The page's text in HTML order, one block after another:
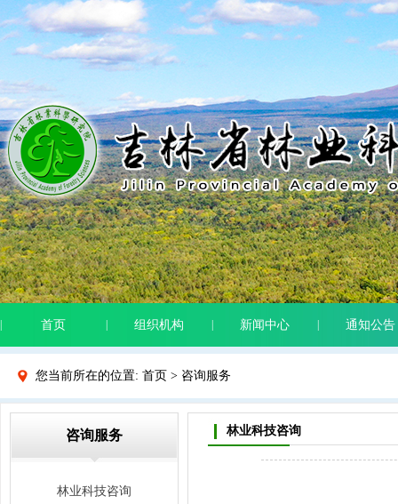
首页 组织机构 新闻中心 通知公告
您当前所在的位置: 首页 > 咨询服务
咨询服务
林业科技咨询
林业科技咨询